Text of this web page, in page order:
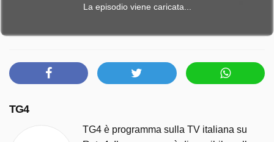
La episodio viene caricata...
TG4
TG4 è programma sulla TV italiana su